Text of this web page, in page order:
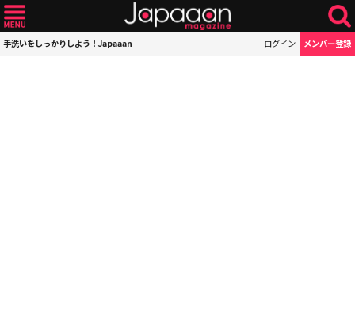
手洗いをしっかりしよう！Japaaan ログイン メンバー登録